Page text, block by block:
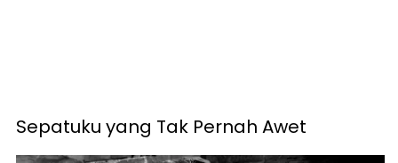
Sepatuku yang Tak Pernah Awet